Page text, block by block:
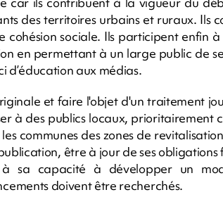
des territoires urbains et ruraux. Ils
cohésion sociale. Ils participent enfin
en permettant à un large public de
d’éducation aux médias.
et faire l'objet d'un traitement
à des publics locaux, prioritairement
communes des zones de
être à jour de ses obligations
sa capacité à développer un
doivent être recherchés.